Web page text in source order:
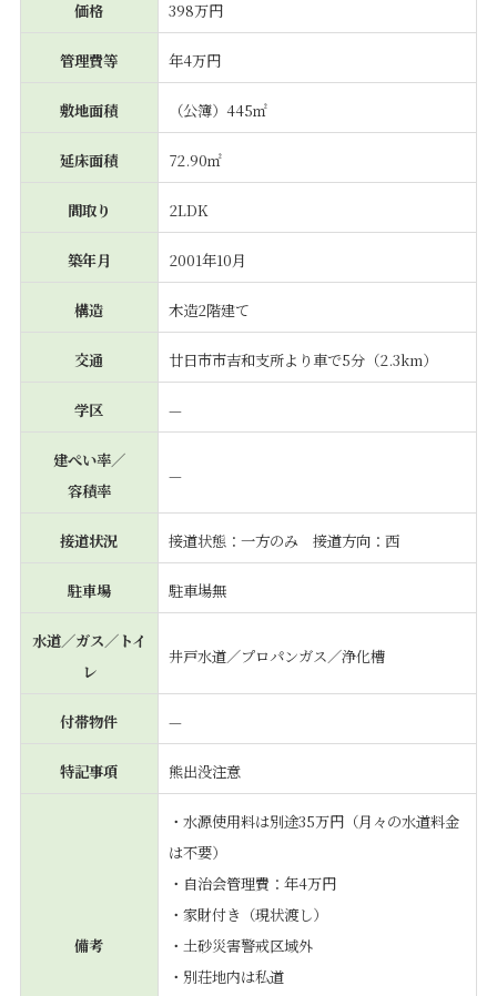
価格 398万円
管理費等 年4万円
敷地面積 （公簿）445㎡
延床面積 72.90㎡
間取り 2LDK
築年月 2001年10月
構造 木造2階建て
交通 廿日市市吉和支所より車で5分（2.3km）
学区 —
建ぺい率／
容積率
—
接道状況 接道状態：一方のみ 接道方向：西
駐車場 駐車場無
水道／ガス／トイ
レ
井戸水道／プロパンガス／浄化槽
付帯物件 —
特記事項 熊出没注意
備考
・水源使用料は別途35万円（月々の水道料金
は不要）
・自治会管理費：年4万円
・家財付き（現状渡し）
・土砂災害警戒区域外
・別荘地内は私道